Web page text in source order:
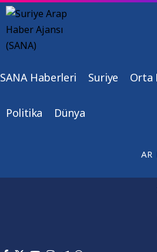
SANA Haberleri Suriye Orta
Politika Dünya
AR